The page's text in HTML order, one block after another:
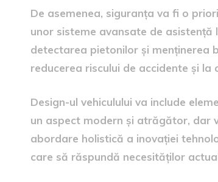
De asemenea, siguranța va fi o
unor sisteme avansate de
detectarea pietonilor și menținerea
reducerea riscului de accidente și
Design-ul vehiculului va include
un aspect modern și atrăgător, dar
abordare holistică a inovației
care să răspundă necesităților